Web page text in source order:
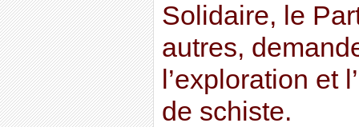
Solidaire, le
autres,
l’exploration et
de schiste.